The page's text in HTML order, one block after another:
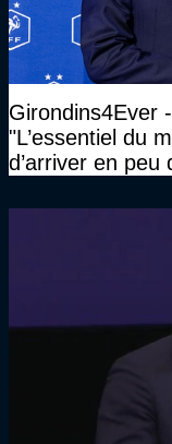
Girondins4Ever
"L’essentiel du
d’arriver en